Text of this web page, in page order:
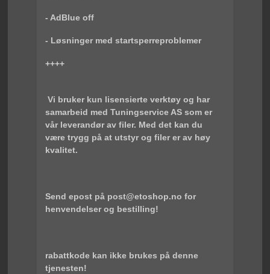
- AdBlue off
- Løsninger med startsperreproblemer
++++
Vi bruker kun lisensierte verktøy og har
samarbeid med Tuningservice AS som er
vår leverandør av filer. Med det kan du
være trygg på at utstyr og filer er av høy
kvalitet.
Send epost på post@etoshop.no for
henvendelser og bestilling!
rabattkode kan ikke brukes på denne
tjenesten!